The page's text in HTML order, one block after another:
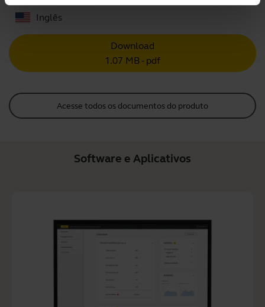
Inglês
Download
1.07 MB - pdf
Acesse todos os documentos do produto
Software e Aplicativos